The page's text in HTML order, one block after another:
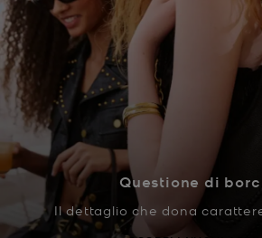
Questione di
Il dettaglio che dona